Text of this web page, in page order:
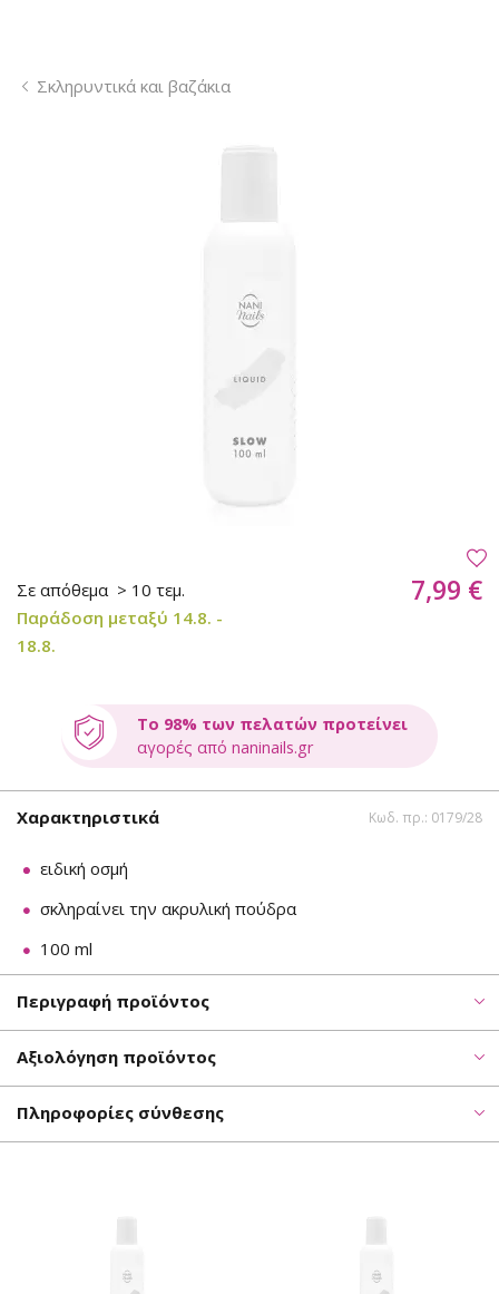
Σκληρυντικά και βαζάκια
Σε απόθεμα > 10 τεμ.
Παράδοση μεταξύ 14.8. -
18.8.
7,99 €
Το 98% των πελατών προτείνει
αγορές από naninails.gr
Χαρακτηριστικά Κωδ. πρ.: 0179/28
ειδική οσμή
σκληραίνει την ακρυλική πούδρα
100 ml
Περιγραφή προϊόντος
Αξιολόγηση προϊόντος
Πληροφορίες σύνθεσης